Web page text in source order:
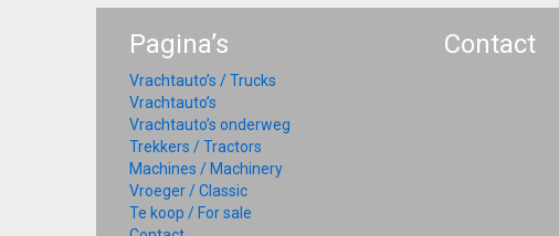
Pagina’s
Vrachtauto’s / Trucks
Vrachtauto’s
Vrachtauto’s onderweg
Trekkers / Tractors
Machines / Machinery
Vroeger / Classic
Te koop / For sale
Contact